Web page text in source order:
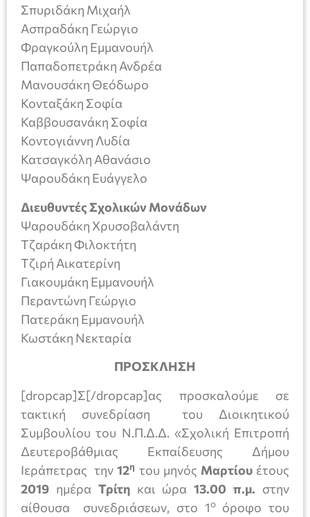
Σπυριδάκη Μιχαήλ
Ασπραδάκη Γεώργιο
Φραγκούλη Εμμανουήλ
Παπαδοπετράκη Ανδρέα
Μανουσάκη Θεόδωρο
Κονταξάκη Σοφία
Καββουσανάκη Σοφία
Κοντογιάννη Λυδία
Κατσαγκόλη Αθανάσιο
Ψαρουδάκη Ευάγγελο
Διευθυντές Σχολικών Μονάδων
Ψαρουδάκη Χρυσοβαλάντη
Τζαράκη Φιλοκτήτη
Τζιρή Αικατερίνη
Γιακουμάκη Εμμανουήλ
Περαντώνη Γεώργιο
Πατεράκη Εμμανουήλ
Κωστάκη Νεκταρία
ΠΡΟΣΚΛΗΣΗ
[dropcap]Σ[/dropcap]ας προσκαλούμε σε
τακτική συνεδρίαση του Διοικητικού
Συμβουλίου του Ν.Π.Δ.Δ. «Σχολική Επιτροπή
Δευτεροβάθμιας Εκπαίδευσης Δήμου
Ιεράπετρας την12η του μηνός Μαρτίουέτους
2019 ημέρα Τρίτηκαι ώρα13.00 π.μ. στην
αίθουσα συνεδριάσεων, στο 1οόροφο του